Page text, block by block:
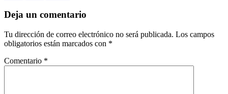
Deja un comentario
Tu dirección de correo electrónico no será publicada. Los campos
obligatorios están marcados con *
Comentario *